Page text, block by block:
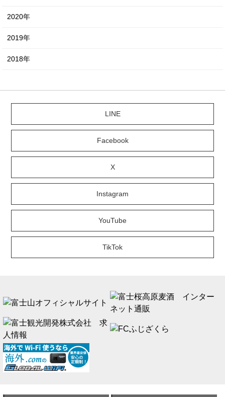
2020年
2019年
2018年
LINE
Facebook
X
Instagram
YouTube
TikTok